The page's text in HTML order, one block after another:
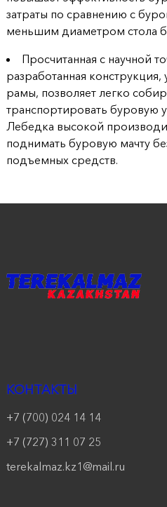
затраты по сравнению с
меньшим диаметром стола
Просчитанная с научной
разработанная конструкция,
рамы, позволяет легко
транспортировать буровую
Лебедка высокой
поднимать буровую мачту
подъемных средств.
КОНТАКТЫ
+7 (700) 024 14 14
+7 (727) 311 07 25
terekalmaz.kz1@mail.ru